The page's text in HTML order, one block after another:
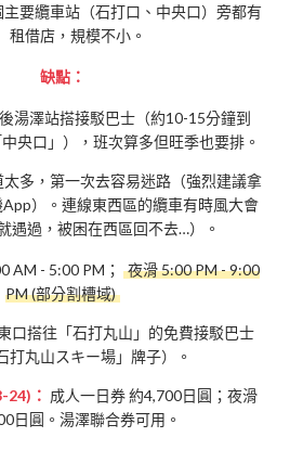
主要纜車站（石打口、中央口）旁都有
租借店，規模不小。
缺點：
湯澤站搭接駁巴士（約10-15分鐘到
中央口」），班次算多但旺季也要排。
太多，第一次去容易迷路（強烈建議拿
）。連線東西區的纜車有時風大會
遇過，被困在西區回不去…）。
AM - 5:00 PM；
夜滑 5:00 PM - 9:00
PM (部分割槽域)
口搭往「石打丸山」的免費接駁巴士
打丸山スキー場」牌子）。
24)： 成人一日券 約4,700日圓；夜滑
日圓。湯澤聯合券可用。